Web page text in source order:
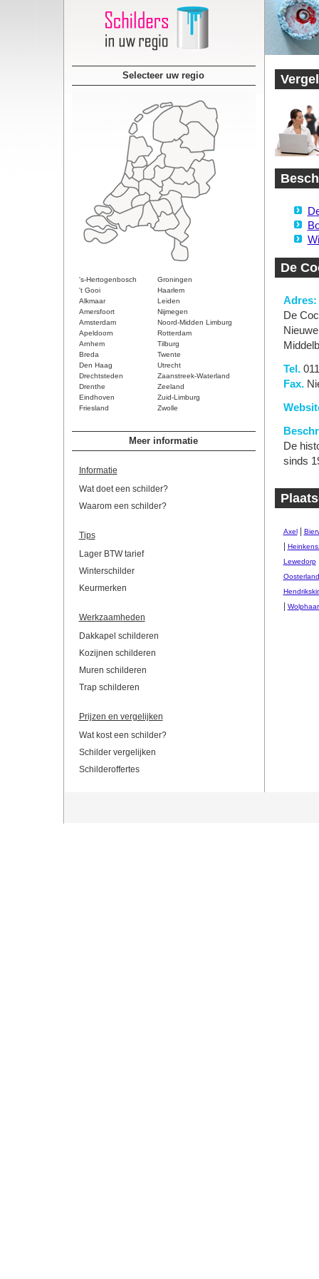
Selecteer uw regio
's-Hertogenbosch
Groningen
't Gooi
Haarlem
Alkmaar
Leiden
Amersfoort
Nijmegen
Amsterdam
Noord-Midden Limburg
Apeldoorn
Rotterdam
Arnhem
Tilburg
Breda
Twente
Den Haag
Utrecht
Drechtsteden
Zaanstreek-Waterland
Drenthe
Zeeland
Eindhoven
Zuid-Limburg
Friesland
Zwolle
Meer informatie
Informatie
Wat doet een schilder?
Waarom een schilder?
Tips
Lager BTW tarief
Winterschilder
Keurmerken
Werkzaamheden
Dakkapel schilderen
Kozijnen schilderen
Muren schilderen
Trap schilderen
Prijzen en vergelijken
Wat kost een schilder?
Schilder vergelijken
Schilderoffertes
De
Adres:
De
Tel.
Fax.
De
sinds
Axel|
Lewedorp
Oosterland